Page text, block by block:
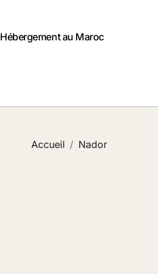
Hébergement au Maroc
Accueil Nador